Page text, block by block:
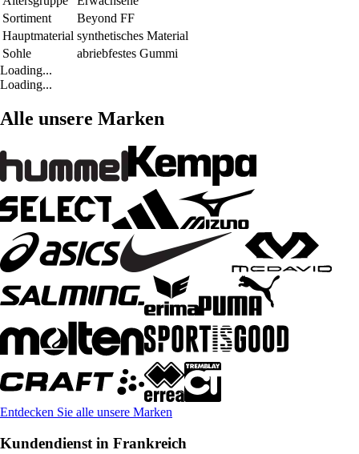
Sortiment
Beyond FF
Hauptmaterial synthetisches Material
Sohle
abriebfestes Gummi
Loading...
Loading...
Alle unsere Marken
Entdecken Sie alle unsere Marken
Kundendienst in Frankreich